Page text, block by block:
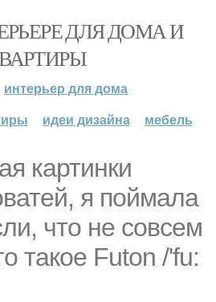
ДЛЯ ДОМА И
интерьер для дома
идеи дизайна мебель
картинки
я поймала
что не совсем
такое Futon /'fu: